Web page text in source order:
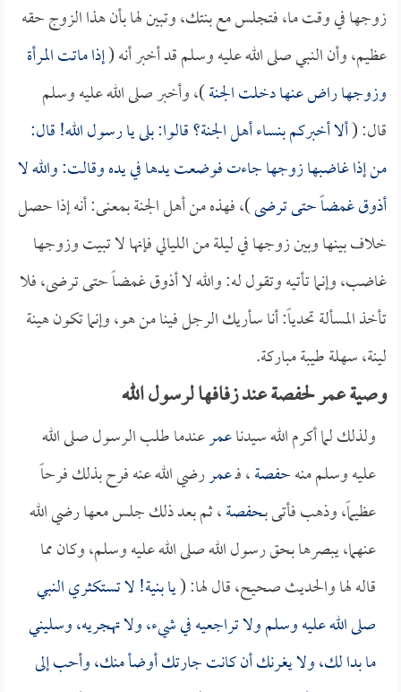
زوجها في وقت ما، فتجلس مع بنتك، وتبين لها بأن هذا الزوج حقه
عظيم، وأن النبي صلى الله عليه وسلم قد أخبر أنه (إذا ماتت المرأة
وزوجها راض عنها دخلت الجنة)، وأخبر صلى الله عليه وسلم
قال: (ألا أخبركم بنساء أهل الجنة؟ قالوا: بلى يا رسول الله! قال:
من إذا غاضبها زوجها جاءت فوضعت يدها في يده وقالت: والله لا
أذوق غمضاً حتى ترضى)، فهذه من أهل الجنة بمعنى: أنه إذا حصل
خلاف بينها وبين زوجها في ليلة من الليالي فإنها لا تبيت وزوجها
غاضب، وإنما تأتيه وتقول له: والله لا أذوق غمضاً حتى ترضى، فلا
تأخذ المسألة تحدياً: أنا سأريك الرجل فينا من هو، وإنما تكون هينة
لينة، سهلة طيبة مباركة.
وصية عمر لحفصة عند زفافها لرسول الله
ولذلك لما أكرم الله سيدناعمرعندما طلب الرسول صلى الله
عليه وسلم منهحفصة، فـعمررضي الله عنه فرح بذلك فرحاً
عظيماً، وذهب فأتى بـحفصة، ثم بعد ذلك جلس معها رضي الله
عنهما، يبصرها بحق رسول الله صلى الله عليه وسلم، وكان مما
قاله لها والحديث صحيح، قال لها: (يا بنية! لا تستكثري النبي
صلى الله عليه وسلم ولا تراجعيه في شيء، ولا تهجريه، وسليني
ما بدا لك، ولا يغرنك أن كانت جارتك أوضأ منك، وأحب إلى